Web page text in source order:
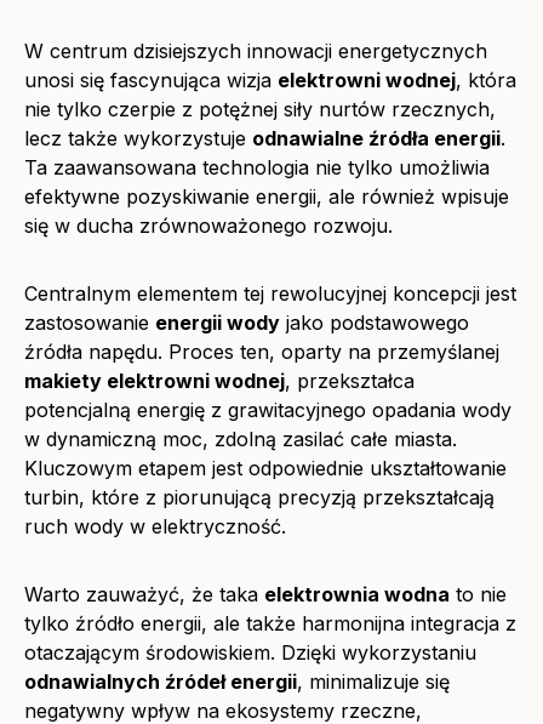
W centrum dzisiejszych innowacji energetycznych
unosi się fascynująca wizja elektrowni wodnej, która
nie tylko czerpie z potężnej siły nurtów rzecznych,
lecz także wykorzystuje odnawialne źródła energii.
Ta zaawansowana technologia nie tylko umożliwia
efektywne pozyskiwanie energii, ale również wpisuje
się w ducha zrównoważonego rozwoju.
Centralnym elementem tej rewolucyjnej koncepcji jest
zastosowanie energii wody jako podstawowego
źródła napędu. Proces ten, oparty na przemyślanej
makiety elektrowni wodnej, przekształca
potencjalną energię z grawitacyjnego opadania wody
w dynamiczną moc, zdolną zasilać całe miasta.
Kluczowym etapem jest odpowiednie ukształtowanie
turbin, które z piorunującą precyzją przekształcają
ruch wody w elektryczność.
Warto zauważyć, że taka elektrownia wodna to nie
tylko źródło energii, ale także harmonijna integracja z
otaczającym środowiskiem. Dzięki wykorzystaniu
odnawialnych źródeł energii, minimalizuje się
negatywny wpływ na ekosystemy rzeczne,